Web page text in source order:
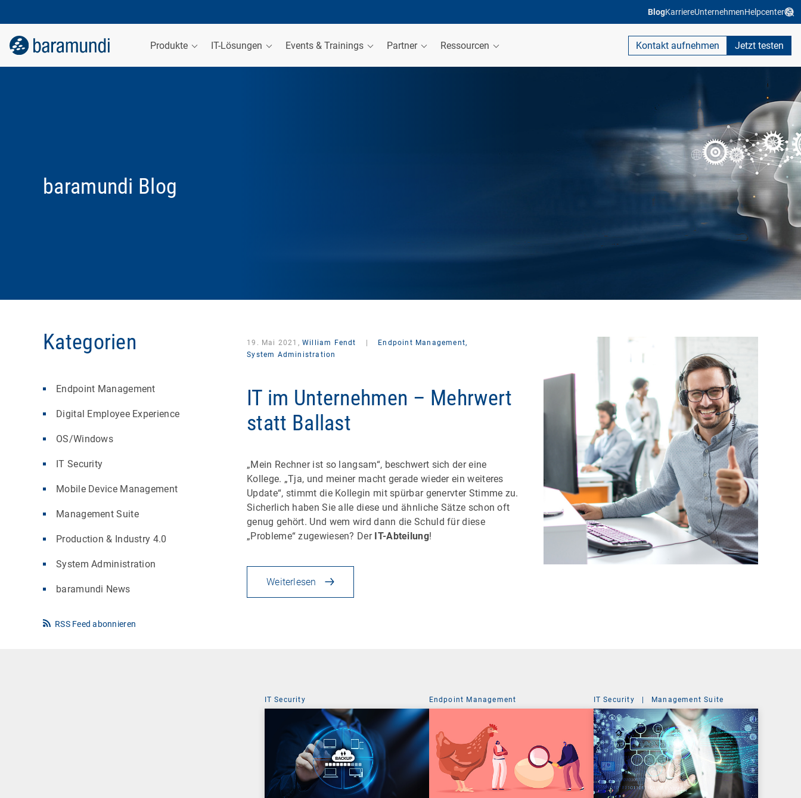
BlogKarriereUnternehmenHelpcenter
Produkte IT-Lösungen Events & Trainings Partner Ressourcen Kontakt aufnehmen Jetzt testen
baramundi Blog
Kategorien
Endpoint Management
Digital Employee Experience
OS/Windows
IT Security
Mobile Device Management
Management Suite
Production & Industry 4.0
System Administration
baramundi News
RSS Feed abonnieren
19. Mai 2021, William Fendt
Endpoint Management,
System Administration
IT im Unternehmen – Mehrwert
statt Ballast
„Mein Rechner ist so langsam“, beschwert sich der eine
Kollege. „Tja, und meiner macht gerade wieder ein weiteres
Update“, stimmt die Kollegin mit spürbar genervter Stimme zu.
Sicherlich haben Sie alle diese und ähnliche Sätze schon oft
genug gehört. Und wem wird dann die Schuld für diese
„Probleme“ zugewiesen? Der IT-Abteilung!
Weiterlesen
IT Security Endpoint Management IT Security | Management Suite